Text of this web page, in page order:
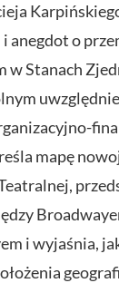
anegdot o
w Stanach
mapę
i wyjaśnia,